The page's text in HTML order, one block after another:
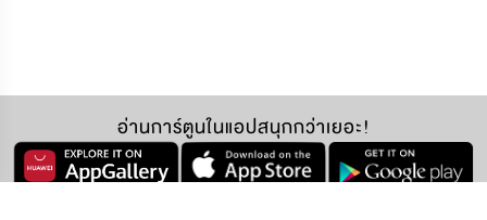
อ่านการ์ตูนในแอปสนุกกว่าเยอะ!